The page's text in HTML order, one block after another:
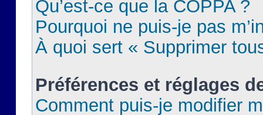
Qu’est-ce que la COPPA ?
Pourquoi ne puis-je pas
À quoi sert « Supprimer
Préférences et réglages
Comment puis-je modifier